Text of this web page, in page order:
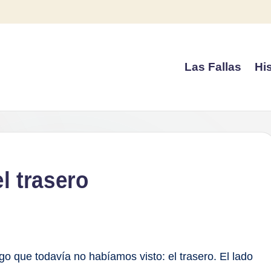
Las Fallas
trasero
que todavía no habíamos visto: el trasero. El lado